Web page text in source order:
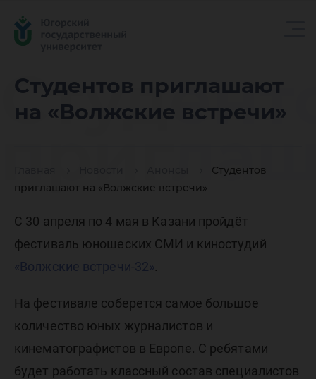
Студентов приглашают
на «Волжские встречи»
Студентов
приглашают на «Волжские встречи»
на
С 30 апреля по 4 мая в Казани пройдёт
фестиваль юношеских СМИ и киностудий
«Волжские встречи-32».
На фестивале соберется самое большое
количество юных журналистов и
кинематографистов в Европе. С ребятами
будет работать классный состав специалистов